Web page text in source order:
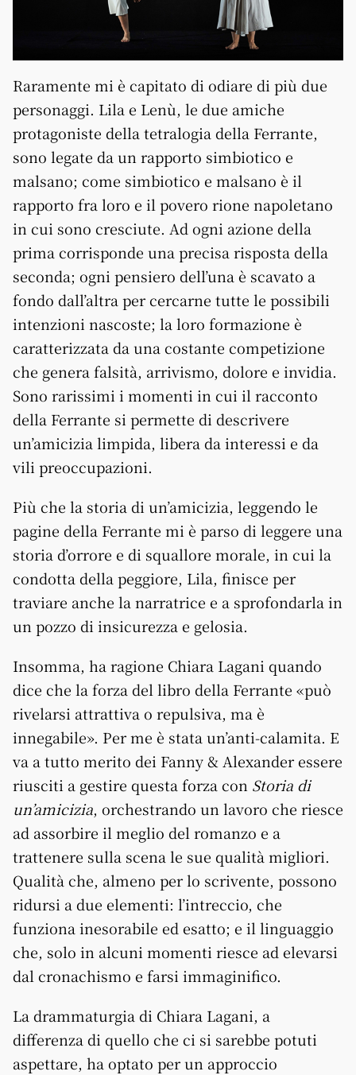
Raramente mi è capitato di odiare di più due
personaggi. Lila e Lenù, le due amiche
protagoniste della tetralogia della Ferrante,
sono legate da un rapporto simbiotico e
malsano; come simbiotico e malsano è il
rapporto fra loro e il povero rione napoletano
in cui sono cresciute. Ad ogni azione della
prima corrisponde una precisa risposta della
seconda; ogni pensiero dell’una è scavato a
fondo dall’altra per cercarne tutte le possibili
intenzioni nascoste; la loro formazione è
caratterizzata da una costante competizione
che genera falsità, arrivismo, dolore e invidia.
Sono rarissimi i momenti in cui il racconto
della Ferrante si permette di descrivere
un’amicizia limpida, libera da interessi e da
vili preoccupazioni.
Più che la storia di un’amicizia, leggendo le
pagine della Ferrante mi è parso di leggere una
storia d’orrore e di squallore morale, in cui la
condotta della peggiore, Lila, finisce per
traviare anche la narratrice e a sprofondarla in
un pozzo di insicurezza e gelosia.
Insomma, ha ragione Chiara Lagani quando
dice che la forza del libro della Ferrante «può
rivelarsi attrattiva o repulsiva, ma è
innegabile». Per me è stata un’anti-calamita. E
va a tutto merito dei Fanny & Alexander essere
riusciti a gestire questa forza con Storia di
un’amicizia, orchestrando un lavoro che riesce
ad assorbire il meglio del romanzo e a
trattenere sulla scena le sue qualità migliori.
Qualità che, almeno per lo scrivente, possono
ridursi a due elementi: l’intreccio, che
funziona inesorabile ed esatto; e il linguaggio
che, solo in alcuni momenti riesce ad elevarsi
dal cronachismo e farsi immaginifico.
La drammaturgia di Chiara Lagani, a
differenza di quello che ci si sarebbe potuti
aspettare, ha optato per un approccio